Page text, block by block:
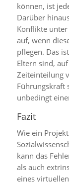
können, ist
Darüber
Konflikte
auf, wenn
pflegen. Das
Eltern sind,
Zeiteinteilung
Führungskraft
unbedingt
Fazit
Wie ein
kann das
als auch
eines